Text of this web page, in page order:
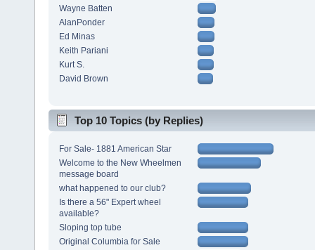
Wayne Batten
AlanPonder
Ed Minas
Keith Pariani
Kurt S.
David Brown
Top 10 Topics (by Replies)
For Sale- 1881 American Star
Welcome to the New Wheelmen
message board
what happened to our club?
Is there a 56" Expert wheel
available?
Sloping top tube
Original Columbia for Sale